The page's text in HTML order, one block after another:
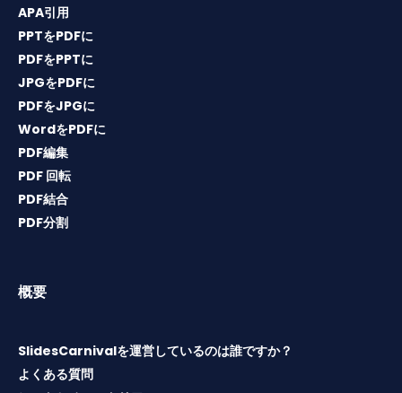
APA引用
PPTをPDFに
PDFをPPTに
JPGをPDFに
PDFをJPGに
WordをPDFに
PDF編集
PDF 回転
PDF結合
PDF分割
概要
SlidesCarnivalを運営しているのは誰ですか？
よくある質問